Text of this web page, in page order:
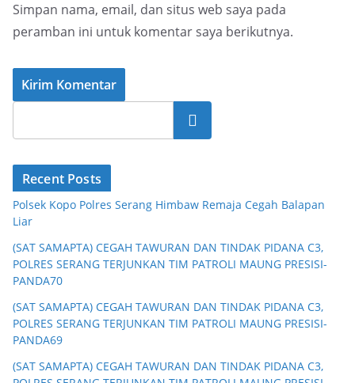
Simpan nama, email, dan situs web saya pada
peramban ini untuk komentar saya berikutnya.
Cari
Recent Posts
Polsek Kopo Polres Serang Himbaw Remaja Cegah Balapan
Liar
(SAT SAMAPTA) CEGAH TAWURAN DAN TINDAK PIDANA C3,
POLRES SERANG TERJUNKAN TIM PATROLI MAUNG PRESISI-
PANDA70
(SAT SAMAPTA) CEGAH TAWURAN DAN TINDAK PIDANA C3,
POLRES SERANG TERJUNKAN TIM PATROLI MAUNG PRESISI-
PANDA69
(SAT SAMAPTA) CEGAH TAWURAN DAN TINDAK PIDANA C3,